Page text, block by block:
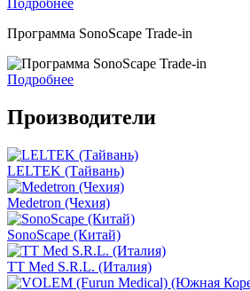
Подробнее
Программа SonoScape Trade-in
Подробнее
Производители
LELTEK (Тайвань)
Medetron (Чехия)
SonoScape (Китай)
TT Med S.R.L. (Италия)